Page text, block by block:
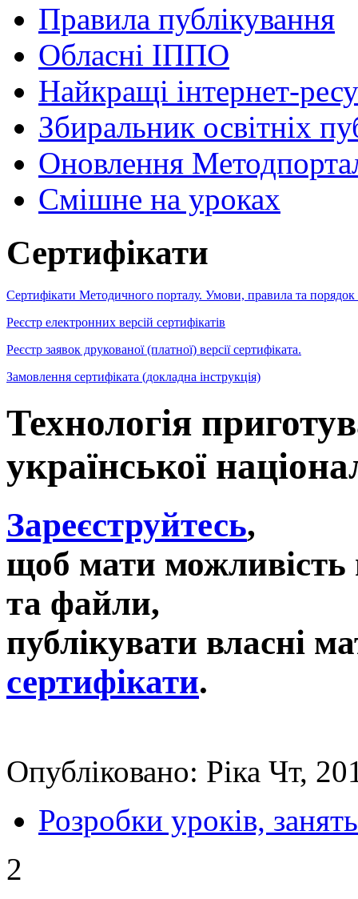
Правила публікування
Обласні ІППО
Найкращі інтернет-
Збиральник освітніх
Оновлення
Cмішне на уроках
Сертифікати
Сертифікати Методичного порталу. Умови, правила та порядок
Реєстр електронних версій сертифікатів
Реєстр заявок друкованої (платної) версії сертифіката.
Замовлення сертифіката (докладна інструкція)
Технологія
української
Зареєструйтесь,
щоб мати можливість
та файли,
публікувати власні
сертифікати.
Опубліковано: Ріка Чт,
Розробки уроків, занять
2